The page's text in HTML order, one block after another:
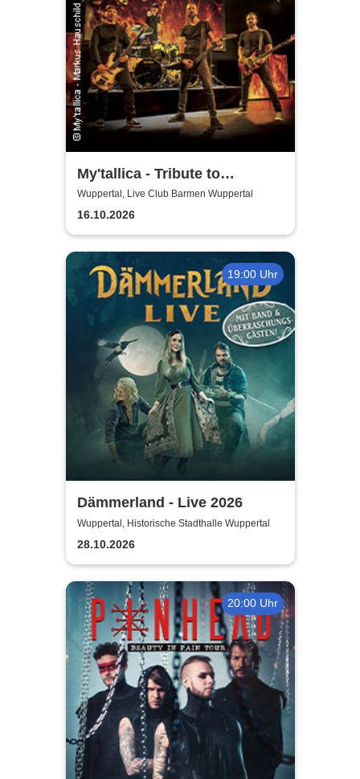
My'tallica - Tribute to
Metallica
Wuppertal, Live Club Barmen Wuppertal
16.10.2026
19:00 Uhr
Dämmerland - Live 2026
Wuppertal, Historische Stadthalle Wuppertal
28.10.2026
20:00 Uhr